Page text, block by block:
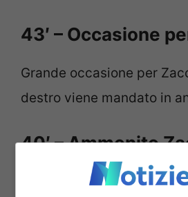
43′ – Occasione
Grande occasione per
destro viene mandato in
40′ – Ammonito
Giallo per Zaccagni per un